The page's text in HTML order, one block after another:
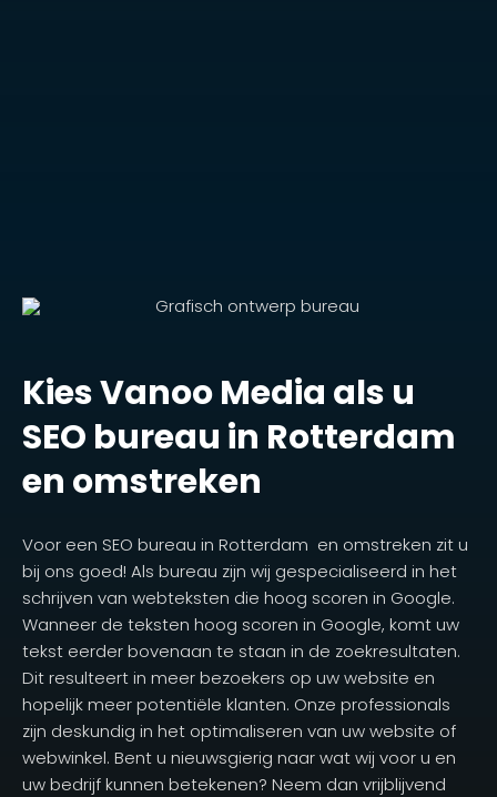
Kies Vanoo Media als u
SEO bureau in Rotterdam
en omstreken
Voor een SEO bureau in Rotterdam en omstreken zit u
bij ons goed! Als bureau zijn wij gespecialiseerd in het
schrijven van webteksten die hoog scoren in Google.
Wanneer de teksten hoog scoren in Google, komt uw
tekst eerder bovenaan te staan in de zoekresultaten.
Dit resulteert in meer bezoekers op uw website en
hopelijk meer potentiële klanten. Onze professionals
zijn deskundig in het optimaliseren van uw website of
webwinkel. Bent u nieuwsgierig naar wat wij voor u en
uw bedrijf kunnen betekenen? Neem dan vrijblijvend